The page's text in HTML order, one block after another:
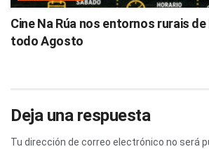
Cine Na Rúa nos entornos rurais
todo Agosto
Deja una respuesta
Tu dirección de correo electrónico no será